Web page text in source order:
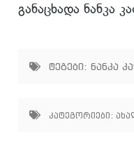
განაცხადა ნანკა
ტეგები: ნანკა
კატეგორიები: